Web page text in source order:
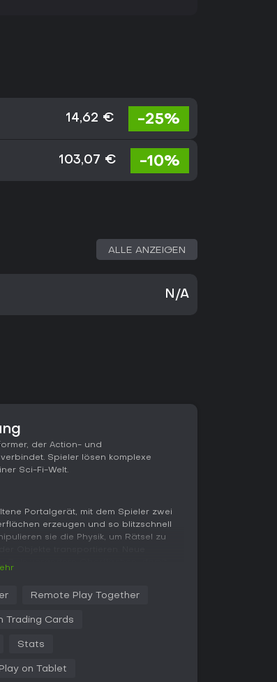
14,62 € -25%
103,07 € -10%
ALLE ANZEIGEN
N/A
der Action- und
Spieler lösen komplexe
Sci-Fi-Welt.
Portalgerät, mit dem Spieler zwei
erzeugen und so blitzschnell
sie die Physik, um Rätsel zu
werden immer anspruchsvoller und
steht im Vordergrund, ergänzt durch
unerwartete Lösungen und macht
Remote Play Together
Trading Cards
Stats
on Tablet